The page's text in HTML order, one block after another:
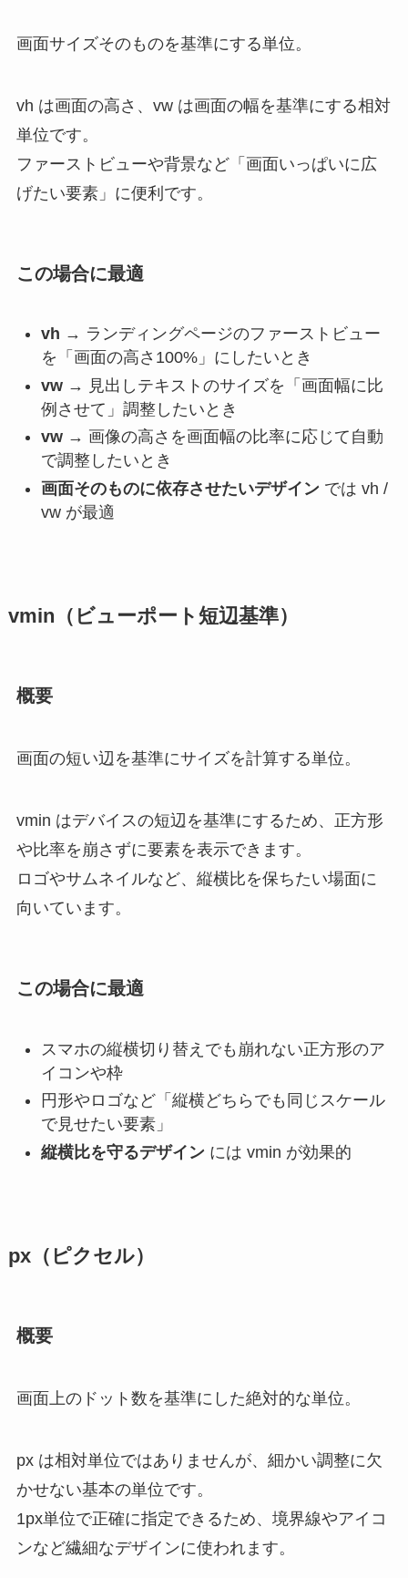
画面サイズそのものを基準にする単位。
vh は画面の高さ、vw は画面の幅を基準にする相対
単位です。
ファーストビューや背景など「画面いっぱいに広
げたい要素」に便利です。
この場合に最適
vh → ランディングページのファーストビュー
を「画面の高さ100%」にしたいとき
vw→ 見出しテキストのサイズを「画面幅に比
例させて」調整したいとき
vw→ 画像の高さを画面幅の比率に応じて自動
で調整したいとき
画面そのものに依存させたいデザインでは vh /
vw が最適
vmin（ビューポート短辺基準）
概要
画面の短い辺を基準にサイズを計算する単位。
vmin はデバイスの短辺を基準にするため、正方形
や比率を崩さずに要素を表示できます。
ロゴやサムネイルなど、縦横比を保ちたい場面に
向いています。
この場合に最適
スマホの縦横切り替えでも崩れない正方形のア
イコンや枠
円形やロゴなど「縦横どちらでも同じスケール
で見せたい要素」
縦横比を守るデザインには vmin が効果的
px（ピクセル）
概要
画面上のドット数を基準にした絶対的な単位。
px は相対単位ではありませんが、細かい調整に欠
かせない基本の単位です。
1px単位で正確に指定できるため、境界線やアイコ
ンなど繊細なデザインに使われます。